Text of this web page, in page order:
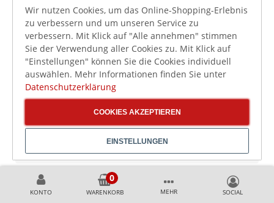
KONTO WARENKORB MEHR
Gemüse
Kartoffeln, Gemüse und Beilagen nach dem Garen
oder Blanchieren
Teigwaren, wenn überschüssiges Wasser
ablaufen soll
Obst und vorbereitete Zutaten für Buffet oder
Lebensmittel, die getrennt von Flüssigkeit
bereitgestellt werden sollen
Worauf sollten Sie beim Kauf gelochter GN-
Wir nutzen Cookies, um das Online-Shopping-Erlebnis
zu verbessern und um unseren Service zu
verbessern. Mit Klick auf "Alle annehmen" stimmen
Sie der Verwendung aller Cookies zu. Mit Klick auf
"Einstellungen" können Sie die Cookies individuell
auswählen. Mehr Informationen finden Sie unter
Datenschutzerklärung
COOKIES AKZEPTIEREN
EINSTELLUNGEN